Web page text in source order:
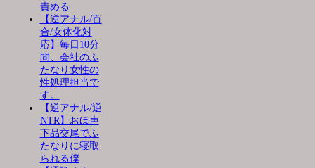
責める
【逆アナル/百
合/女体化対
応】毎日10分
間、会社のふ
たなり女性の
性処理担当で
す。
【逆アナル/逆
NTR】おほ声
下品交尾でふ
たなりに寝取
られる僕